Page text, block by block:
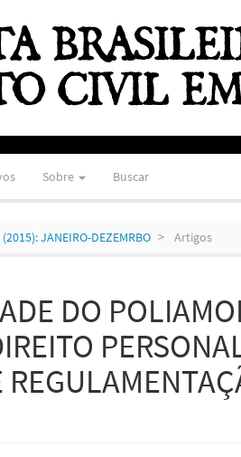
Sobre Buscar
JANEIRO-DEZEMRBO Artigos
DO